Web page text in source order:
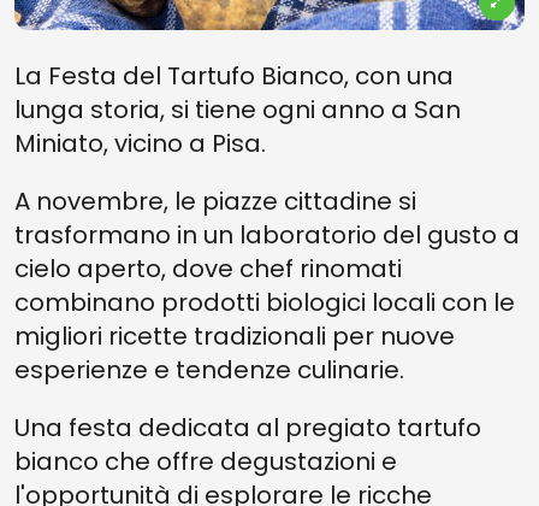
La Festa del Tartufo Bianco, con una
lunga storia, si tiene ogni anno a San
Miniato, vicino a Pisa.
A novembre, le piazze cittadine si
trasformano in un laboratorio del gusto a
cielo aperto, dove chef rinomati
combinano prodotti biologici locali con le
migliori ricette tradizionali per nuove
esperienze e tendenze culinarie.
Una festa dedicata al pregiato tartufo
bianco che offre degustazioni e
l'opportunità di esplorare le ricche